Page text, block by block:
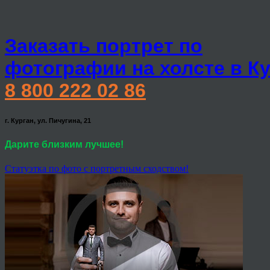
Заказать портрет по
фотографии на холсте в
8 800 222 02 86
г. Курган, ул. Пичугина, 21
Дарите близким лучшее!
Статуэтка по фото с портретным сходством!